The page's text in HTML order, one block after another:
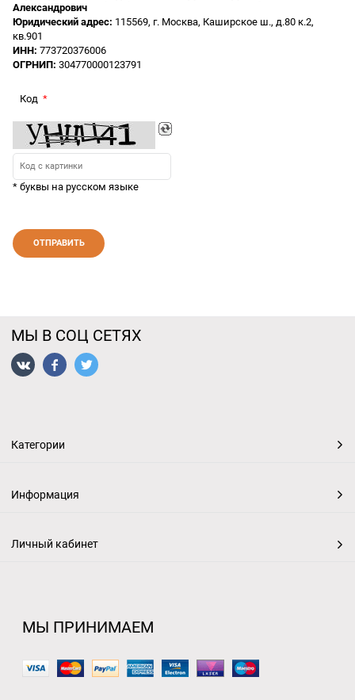
Александрович
Юридический адрес: 115569, г. Москва, Каширское ш., д.80 к.2,
кв.901
ИНН: 773720376006
ОГРНИП: 304770000123791
Код
* буквы на русском языке
МЫ В СОЦ СЕТЯХ
Категории
Информация
Личный кабинет
МЫ ПРИНИМАЕМ